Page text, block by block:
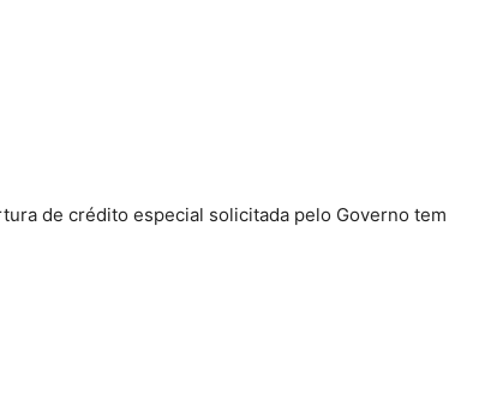
de crédito especial solicitada pelo Governo tem